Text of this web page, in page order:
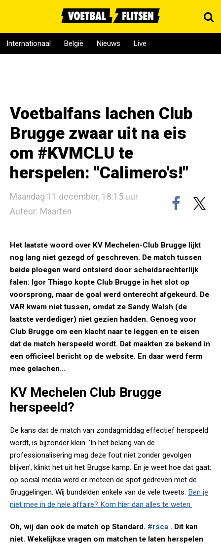
Internationaal België Nieuws Live
Voetbalfans lachen Club
Brugge zwaar uit na eis
om #KVMCLU te
herspelen: "Calimero's!"
Maandag 11 december, 18:15 uur
Auteur: Maarten
Het laatste woord over KV Mechelen-Club Brugge lijkt
nog lang niet gezegd of geschreven. De match tussen
beide ploegen werd ontsierd door scheidsrechterlijk
falen: Igor Thiago kopte Club Brugge in het slot op
voorsprong, maar de goal werd onterecht afgekeurd. De
VAR kwam niet tussen, omdat ze Sandy Walsh (de
laatste verdediger) niet gezien hadden. Genoeg voor
Club Brugge om een klacht naar te leggen en te eisen
dat de match herspeeld wordt. Dat maakten ze bekend in
een officieel bericht op de website. En daar werd ferm
mee gelachen...
KV Mechelen Club Brugge
herspeeld?
De kans dat de match van zondagmiddag effectief herspeeld
wordt, is bijzonder klein. 'In het belang van de
professionalisering mag deze fout niet zonder gevolgen
blijven', klinkt het uit het Brugse kamp. En je weet hoe dat gaat:
op social media werd er meteen de spot gedreven met de
Bruggelingen. Wij bundelden enkele van de vele tweets. Ben je
niet mee in de hele affaire? Kom hier dan alles te weten.
Oh, wij dan ook de match op Standard. #rsca . Dit kan
niet. Wekelijkse vragen om matchen te laten herspelen